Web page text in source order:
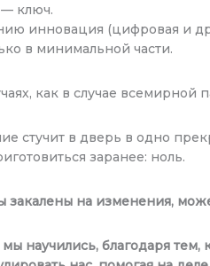
— ключ.
инновация (цифровая и
в минимальной части.
как в случае всемирной
стучит в дверь в одно
заранее: ноль.
закалены на изменения,
научились, благодаря тем,